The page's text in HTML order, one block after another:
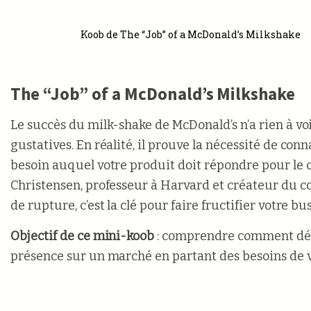
Koob de The “Job” of a McDonald’s Milkshake
The “Job” of a McDonald’s Milkshake
Le succès du milk-shake de McDonald’s n’a rien à
gustatives. En réalité, il prouve la nécessité de
besoin auquel votre produit doit répondre pour le
Christensen, professeur à Harvard et créateur du
de rupture, c’est la clé pour faire fructifier votre
Objectif de ce mini-koob : comprendre comment
présence sur un marché en partant des besoins de